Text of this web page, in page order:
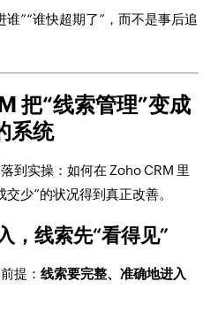
”“谁快超期了”，而不是事后追
把“线索管理”变成
系统
到实操：如何在 Zoho CRM 里
少”的状况得到真正改善。
，线索先“看得见”
提：线索要完整、准确地进入